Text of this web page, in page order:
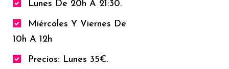
Lunes De 20h A 21:30.
Miércoles Y Viernes De
10h A 12h
Precios: Lunes 35€.